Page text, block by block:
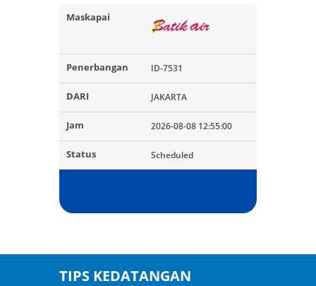
ID-7531
JAKARTA
2026-08-08 12:55:00
Scheduled
TIPS KEDATANGAN